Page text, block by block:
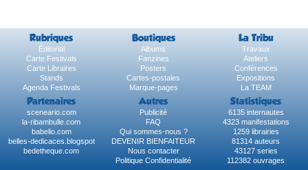
Rubriques Boutiques La Tribu
Éditorial Albums
Travaux
Carte Festivals
Fanzines
Ateliers
Carte Libraires
Posters
Conférences
Stands
Cartes-postales
Expositions
Agenda Festivals
Marque-pages La TEAM
Partenaires Autres Statistiques
sceneario.com Publicité
6135 internautes
la-ribambulle.com
FAQ
4323 manifestations
babelio.com
Qui sommes-nous ?
1259 librairies
belles-dedicaces.blogspot
DEVENIR BIENFAITEUR
81314 auteurs
bedetheque.com
Nous contacter
43127 series
Politique Confidentialité
112382 ouvrages